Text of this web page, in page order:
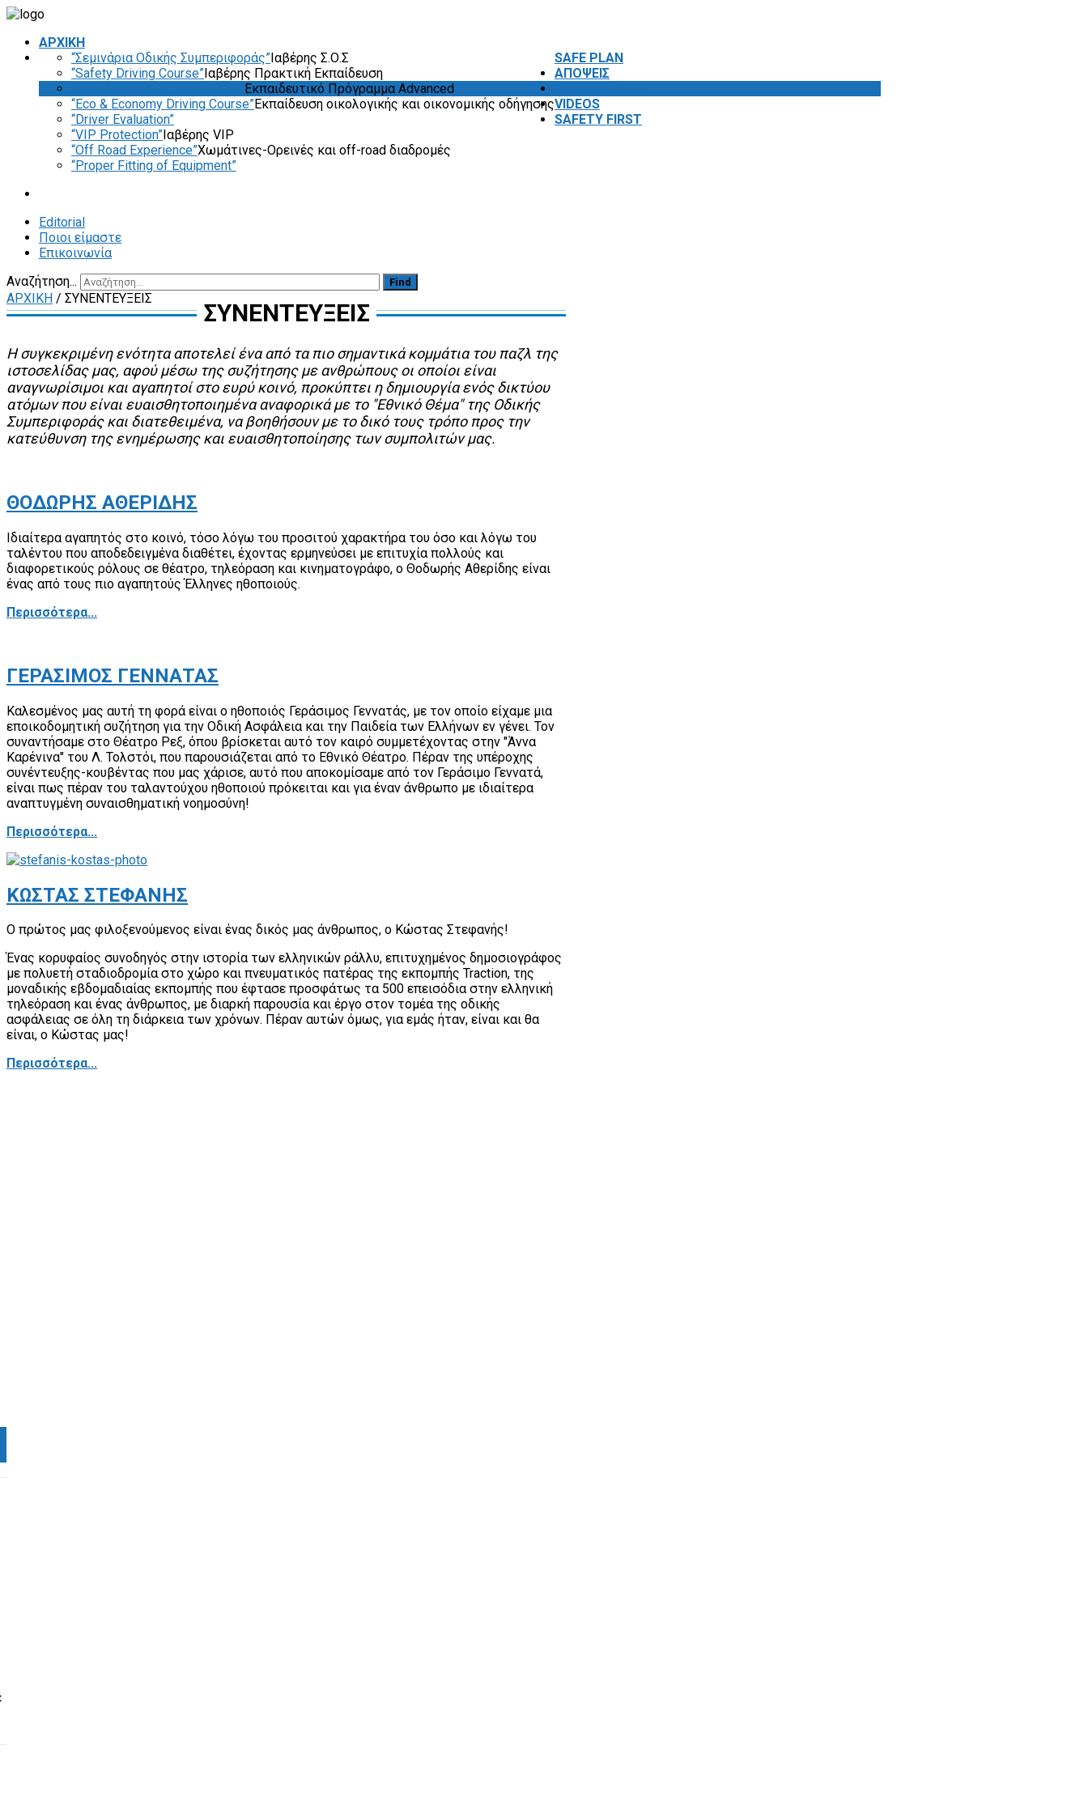
ΑΡΧΙΚΗ
SAFE PLAN
“Σεμινάρια Οδικής Συμπεριφοράς”Ιαβέρης Σ.Ο.Σ
“Safety Driving Course”Ιαβέρης Πρακτική Εκπαίδευση
Εκπαιδευτικό Πρόγραμμα Advanced
“Eco & Economy Driving Course”Εκπαίδευση οικολογικής και οικονομικής οδήγησης
“Driver Evaluation”
“VIP Protection”Ιαβέρης VIP
“Off Road Experience”Χωμάτινες-Ορεινές και off-road διαδρομές
“Proper Fitting of Equipment”
ΑΠΟΨΕΙΣ
VIDEOS
SAFETY FIRST
Editorial
Ποιοι είμαστε
Επικοινωνία
Αναζήτηση...
Find
ΑΡΧΙΚΗ / ΣΥΝΕΝΤΕΥΞΕΙΣ
ΣΥΝΕΝΤΕΥΞΕΙΣ
Η συγκεκριμένη ενότητα αποτελεί ένα από τα πιο σημαντικά κομμάτια του παζλ της
ιστοσελίδας μας, αφού μέσω της συζήτησης με ανθρώπους οι οποίοι είναι
αναγνωρίσιμοι και αγαπητοί στο ευρύ κοινό, προκύπτει η δημιουργία ενός δικτύου
ατόμων που είναι ευαισθητοποιημένα αναφορικά με το "Εθνικό Θέμα" της Οδικής
Συμπεριφοράς και διατεθειμένα, να βοηθήσουν με το δικό τους τρόπο προς την
κατεύθυνση της ενημέρωσης και ευαισθητοποίησης των συμπολιτών μας.
ΘΟΔΩΡΗΣ ΑΘΕΡΙΔΗΣ
Ιδιαίτερα αγαπητός στο κοινό, τόσο λόγω του προσιτού χαρακτήρα του όσο και λόγω του
ταλέντου που αποδεδειγμένα διαθέτει, έχοντας ερμηνεύσει με επιτυχία πολλούς και
διαφορετικούς ρόλους σε θέατρο, τηλεόραση και κινηματογράφο, ο Θοδωρής Αθερίδης είναι
ένας από τους πιο αγαπητούς Έλληνες ηθοποιούς.
Περισσότερα...
ΓΕΡΑΣΙΜΟΣ ΓΕΝΝΑΤΑΣ
Καλεσμένος μας αυτή τη φορά είναι ο ηθοποιός Γεράσιμος Γεννατάς, με τον οποίο είχαμε μια
εποικοδομητική συζήτηση για την Οδική Ασφάλεια και την Παιδεία των Ελλήνων εν γένει. Τον
συναντήσαμε στο Θέατρο Ρεξ, όπου βρίσκεται αυτό τον καιρό συμμετέχοντας στην "Άννα
Καρένινα" του Λ. Τολστόι, που παρουσιάζεται από το Εθνικό Θέατρο. Πέραν της υπέροχης
συνέντευξης-κουβέντας που μας χάρισε, αυτό που αποκομίσαμε από τον Γεράσιμο Γεννατά,
είναι πως πέραν του ταλαντούχου ηθοποιού πρόκειται και για έναν άνθρωπο με ιδιαίτερα
αναπτυγμένη συναισθηματική νοημοσύνη!
Περισσότερα...
ΚΩΣΤΑΣ ΣΤΕΦΑΝΗΣ
Ο πρώτος μας φιλοξενούμενος είναι ένας δικός μας άνθρωπος, ο Κώστας Στεφανής!
Ένας κορυφαίος συνοδηγός στην ιστορία των ελληνικών ράλλυ, επιτυχημένος δημοσιογράφος
με πολυετή σταδιοδρομία στο χώρο και πνευματικός πατέρας της εκπομπής Traction, της
μοναδικής εβδομαδιαίας εκπομπής που έφτασε προσφάτως τα 500 επεισόδια στην ελληνική
τηλεόραση και ένας άνθρωπος, με διαρκή παρουσία και έργο στον τομέα της οδικής
ασφάλειας σε όλη τη διάρκεια των χρόνων. Πέραν αυτών όμως, για εμάς ήταν, είναι και θα
είναι, ο Κώστας μας!
Περισσότερα...